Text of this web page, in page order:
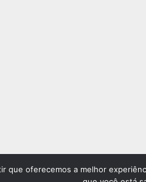
que oferecemos a melhor